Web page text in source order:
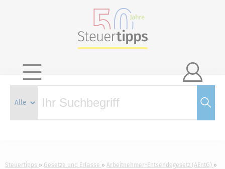

Steuertipps Gesetze und Erlasse
Arbeitnehmer-Entsendegesetz (AEntG)